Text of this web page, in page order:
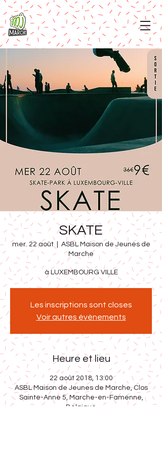
SKATE
mer. 22 août
  |
ASBL Maison de Jeunes de
Marche
à LUXEMBOURG VILLE
Les inscriptions sont closes
Voir autres événements
Heure et lieu
22 août 2018, 13:00
ASBL Maison de Jeunes de Marche, Clos
Sainte-Anne 5, Marche-en-Famenne,
Belgique